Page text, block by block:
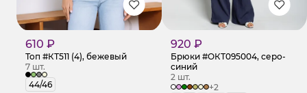
610 ₽
Топ #КТ511 (4), бежевый
7 шт.
44/46
920 ₽
Брюки #ОКТ095004, серо-
синий
2 шт.
+2